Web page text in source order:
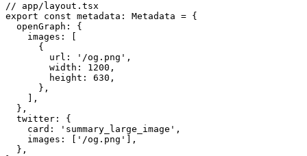
// app/layout.tsx
export const metadata: Metadata = {
  openGraph: {
    images: [
      {
        url: '/og.png',
        width: 1200,
        height: 630,
      },
    ],
  },
  twitter: {
    card: 'summary_large_image',
    images: ['/og.png'],
  },